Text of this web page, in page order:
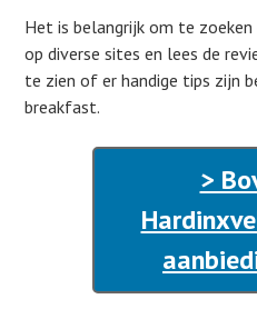
Het is belangrijk om te
op diverse sites en lees de
te zien of er handige tips zijn
breakfast.
>